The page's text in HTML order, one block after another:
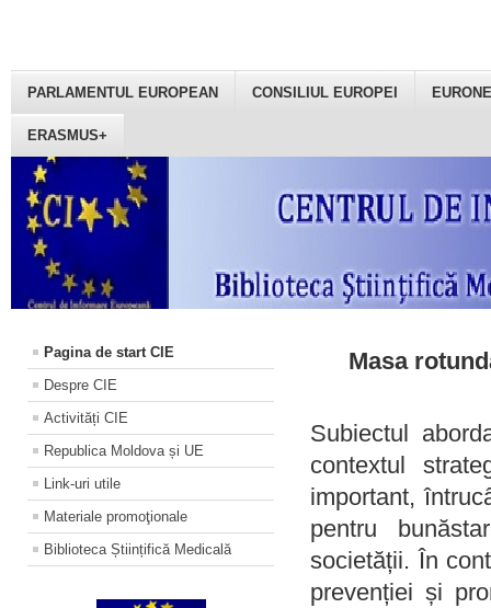
PARLAMENTUL EUROPEAN CONSILIUL EUROPEI
ERASMUS+
Pagina de start CIE
Despre CIE
Activități CIE
Republica Moldova și UE
Link-uri utile
Materiale promoţionale
Biblioteca Științifică Medicală
Masa
Subiectul
contextul
important,
pentru
societății. În
prevenției și